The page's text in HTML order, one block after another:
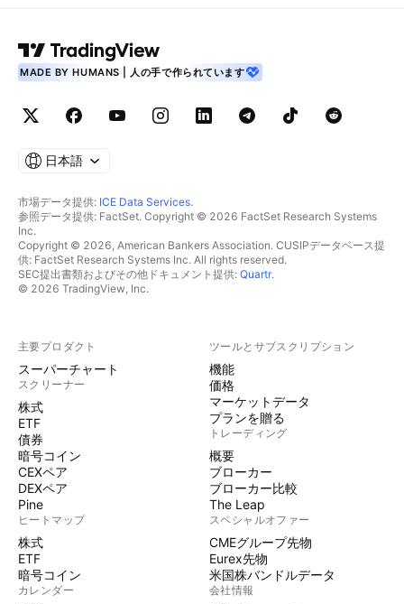
MADE BY HUMANS | 人の手で作られています
日本語
市場データ提供: ICE Data Services.
参照データ提供: FactSet. Copyright © 2026 FactSet Research Systems
Inc.
Copyright © 2026, American Bankers Association. CUSIPデータベース提
供: FactSet Research Systems Inc. All rights reserved.
SEC提出書類およびその他ドキュメント提供: Quartr.
© 2026 TradingView, Inc.
主要プロダクト
スーパーチャート
スクリーナー
株式
ETF
債券
暗号コイン
CEXペア
DEXペア
Pine
ヒートマップ
株式
ETF
暗号コイン
カレンダー
ツールとサブスクリプション
機能
価格
マーケットデータ
プランを贈る
トレーディング
概要
ブローカー
ブローカー比較
The Leap
スペシャルオファー
CMEグループ先物
Eurex先物
米国株バンドルデータ
会社情報